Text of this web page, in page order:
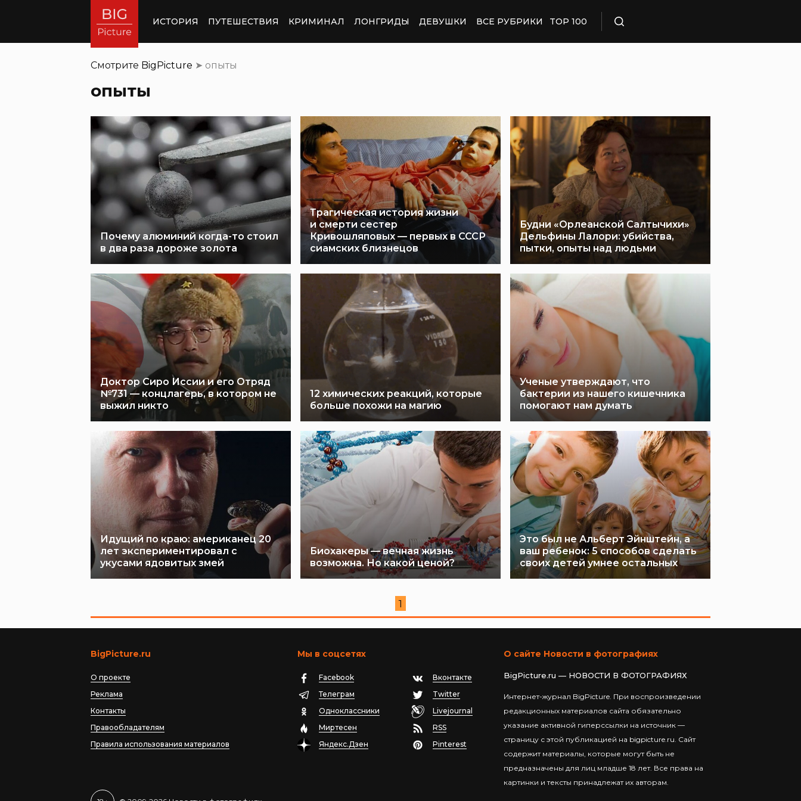
ИСТОРИЯ ПУТЕШЕСТВИЯ КРИМИНАЛ ЛОНГРИДЫ ДЕВУШКИ ВСЕ РУБРИКИ TOP 100
Смотрите BigPicture ➤ опыты
опыты
Почему алюминий когда-то стоил
в два раза дороже золота
Трагическая история жизни
и смерти сестер
Кривошляповых — первых в СССР
сиамских близнецов
Будни «Орлеанской Салтычихи»
Дельфины Лалори: убийства,
пытки, опыты над людьми
Доктор Сиро Иссии и его Отряд
№731 — концлагерь, в котором не
выжил никто
12 химических реакций, которые
больше похожи на магию
Ученые утверждают, что
бактерии из нашего кишечника
помогают нам думать
Идущий по краю: американец 20
лет экспериментировал с
укусами ядовитых змей
Биохакеры — вечная жизнь
возможна. Но какой ценой?
Это был не Альберт Эйнштейн, а
ваш ребенок: 5 способов сделать
своих детей умнее остальных
1
BigPicture.ru
О проекте
Реклама
Контакты
Правообладателям
Правила использования материалов
Мы в соцсетях
Facebook
Вконтакте
Телеграм
Twitter
Одноклассники
Livejournal
Миртесен
RSS
Яндекс.Дзен
Pinterest
О сайте Новости в фотографиях
BigPicture.ru — НОВОСТИ В ФОТОГРАФИЯХ
Интернет-журнал BigPicture. При воспроизведении
редакционных материалов сайта обязательно
указание активной гиперссылки на источник —
страницу с этой публикацией на bigpicture.ru. Сайт
содержит материалы, которые могут быть не
предназначены для лиц младше 18 лет. Все права на
картинки и тексты принадлежат их авторам.